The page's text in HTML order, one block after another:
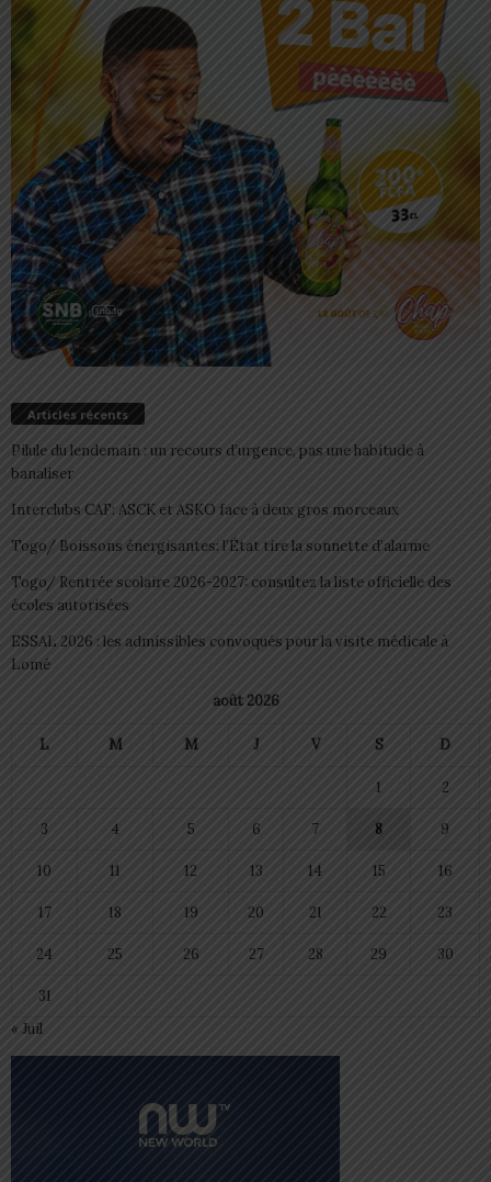
Articles récents
Pilule du lendemain : un recours d’urgence, pas une habitude à
banaliser
Interclubs CAF: ASCK et ASKO face à deux gros morceaux
Togo/ Boissons énergisantes: l’État tire la sonnette d’alarme
Togo/ Rentrée scolaire 2026-2027: consultez la liste officielle des
écoles autorisées
ESSAL 2026 : les admissibles convoqués pour la visite médicale à
Lomé
août 2026
L M M J V S D
1 2
3 4 5 6 7 8 9
10 11 12 13 14 15 16
17 18 19 20 21 22 23
24 25 26 27 28 29 30
31
« Juil